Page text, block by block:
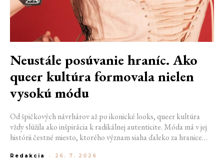
Neustále posúvanie hraníc. Ako
queer kultúra formovala nielen
vysokú módu
Od špičkových návrhárov až po ikonické looks, queer kultúra
vždy slúžila ako inšpirácia k radikálnej autenticite. Móda má v jej
histórii čestné miesto, ktorého význam siaha ďaleko za hranice
postihom a nebezpečenstvu, fungovalo práve oblečenie ako tichý
Redakcia - 26. 7. 2026